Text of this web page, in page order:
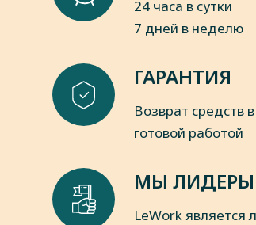
24 часа в сутки
7 дней в неделю
ГАРАНТИЯ
Возврат средств
готовой работой
МЫ ЛИДЕРЫ
LeWork является